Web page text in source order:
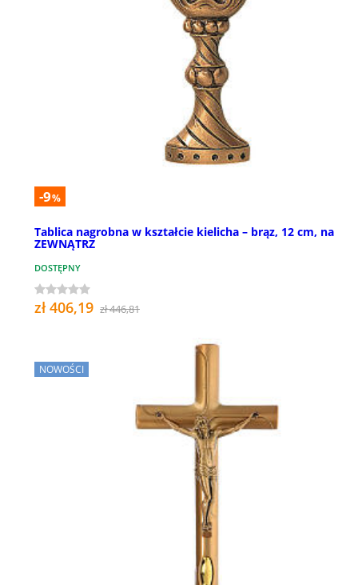
-9%
Tablica nagrobna w kształcie kielicha – brąz, 12 cm, na
ZEWNĄTRZ
DOSTĘPNY
zł 406,19 zł 446,81
NOWOŚCI